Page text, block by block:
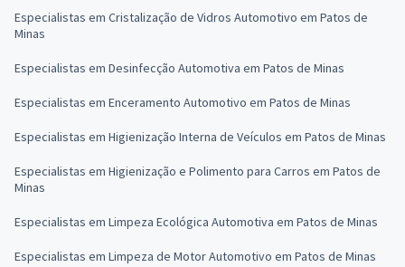
Especialistas em Cristalização de Vidros Automotivo em Patos de
Minas
Especialistas em Desinfecção Automotiva em Patos de Minas
Especialistas em Enceramento Automotivo em Patos de Minas
Especialistas em Higienização Interna de Veículos em Patos de Minas
Especialistas em Higienização e Polimento para Carros em Patos de
Minas
Especialistas em Limpeza Ecológica Automotiva em Patos de Minas
Especialistas em Limpeza de Motor Automotivo em Patos de Minas